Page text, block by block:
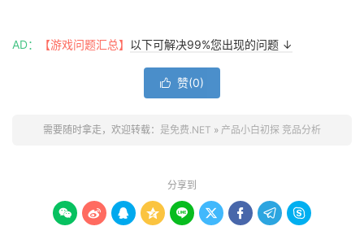
AD： 【游戏问题汇总】 以下可解决99%您出现的问题 ↓
 赞(0)
需要随时拿走，欢迎转载： 是免费.NET » 产品小白初探 竞品分析
分享到
        